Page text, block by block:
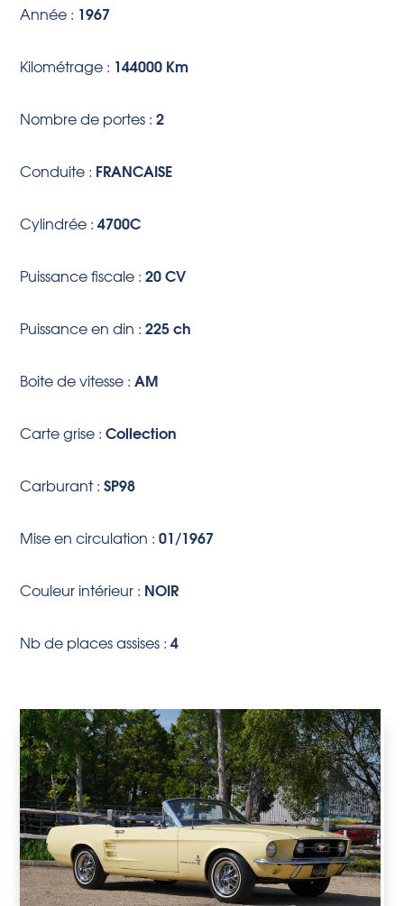
Année : 1967
Kilométrage : 144000 Km
Nombre de portes :2
Conduite : FRANCAISE
Cylindrée :4700C
Puissance fiscale :20 CV
Puissance en din :225 ch
Boite de vitesse :AM
Carte grise :Collection
Carburant :SP98
Mise en circulation :01/1967
Couleur intérieur : NOIR
Nb de places assises :4